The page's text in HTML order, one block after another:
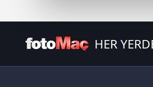
amacıyla kullanılmaktadır.
reklam/pazarlama faaliyetlerinin
Çerezlere ilişkin tercihlerinizi
HER